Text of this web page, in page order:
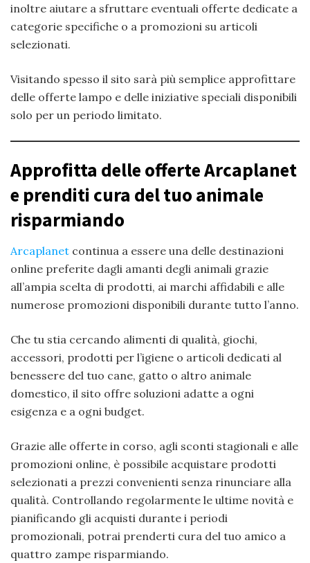
inoltre aiutare a sfruttare eventuali offerte dedicate a
categorie specifiche o a promozioni su articoli
selezionati.
Visitando spesso il sito sarà più semplice approfittare
delle offerte lampo e delle iniziative speciali disponibili
solo per un periodo limitato.
Approfitta delle offerte Arcaplanet
e prenditi cura del tuo animale
risparmiando
Arcaplanet continua a essere una delle destinazioni
online preferite dagli amanti degli animali grazie
all’ampia scelta di prodotti, ai marchi affidabili e alle
numerose promozioni disponibili durante tutto l’anno.
Che tu stia cercando alimenti di qualità, giochi,
accessori, prodotti per l’igiene o articoli dedicati al
benessere del tuo cane, gatto o altro animale
domestico, il sito offre soluzioni adatte a ogni
esigenza e a ogni budget.
Grazie alle offerte in corso, agli sconti stagionali e alle
promozioni online, è possibile acquistare prodotti
selezionati a prezzi convenienti senza rinunciare alla
qualità. Controllando regolarmente le ultime novità e
pianificando gli acquisti durante i periodi
promozionali, potrai prenderti cura del tuo amico a
quattro zampe risparmiando.